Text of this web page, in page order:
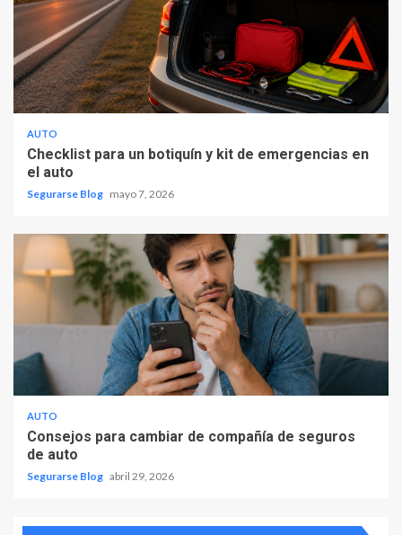
AUTO
Checklist para un botiquín y kit de emergencias en
el auto
Segurarse Blog mayo 7, 2026
AUTO
Consejos para cambiar de compañía de seguros
de auto
Segurarse Blog abril 29, 2026